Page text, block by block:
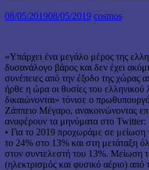
08/05/201908/05/2019 cosmos
«Υπάρχει ένα μεγάλο μέρος της
δυσανάλογο βάρος και δεν έχει
συνέπειες από την έξοδο της
ήρθε η ώρα οι θυσίες του
δικαιώνονται» τόνισε ο
Ζάππειο Μέγαρο, ανακοινώνοντας
αναφέρουν τα μηνύματα στο Twitter:
• Για το 2019 προχωράμε σε
το 24% στο 13% και στη μετάταξη
στον συντελεστή του 13%. Μείωση
(ηλεκτρισμός και φυσικό αέριο) από